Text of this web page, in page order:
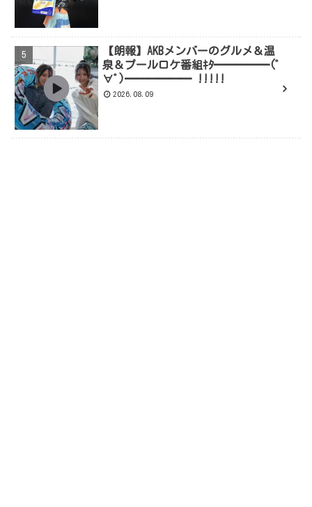
【朗報】AKBメンバーのグルメ＆温
泉＆プールロケ番組ｷﾀ━━━━━(ﾟ
∀ﾟ)━━━━━━ !!!!!
2026.08.09